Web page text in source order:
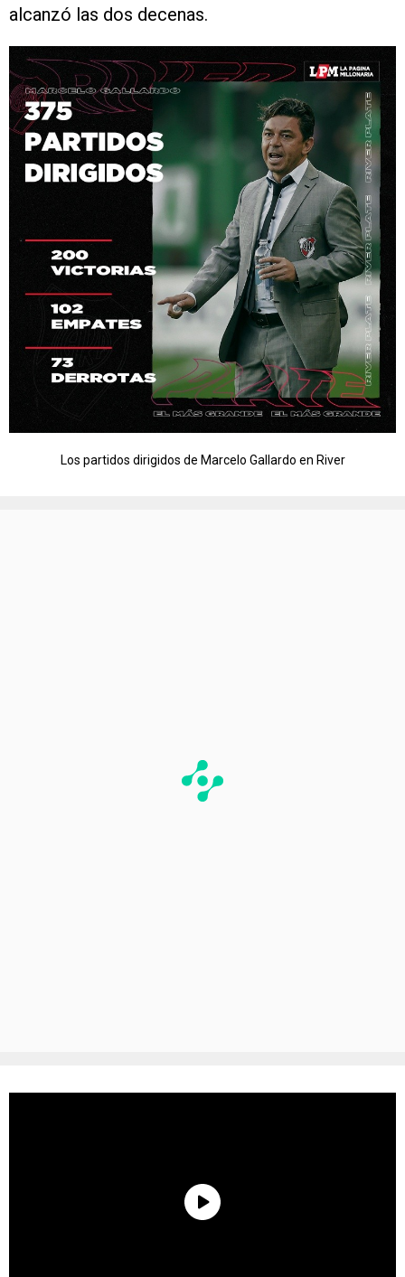
alcanzó las dos decenas.
Los partidos dirigidos de Marcelo Gallardo en River